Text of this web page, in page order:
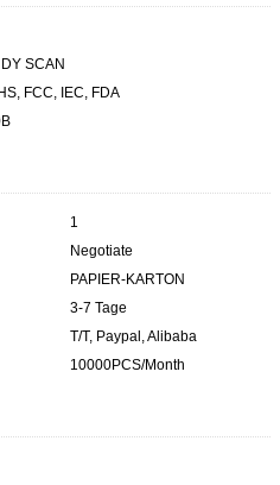
SCAN
FCC, IEC, FDA
1
Negotiate
PAPIER-KARTON
3-7 Tage
T/T, Paypal, Alibaba
10000PCS/Month